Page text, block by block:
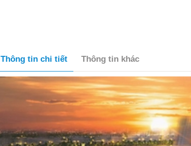
Thông tin chi tiết Thông tin khác